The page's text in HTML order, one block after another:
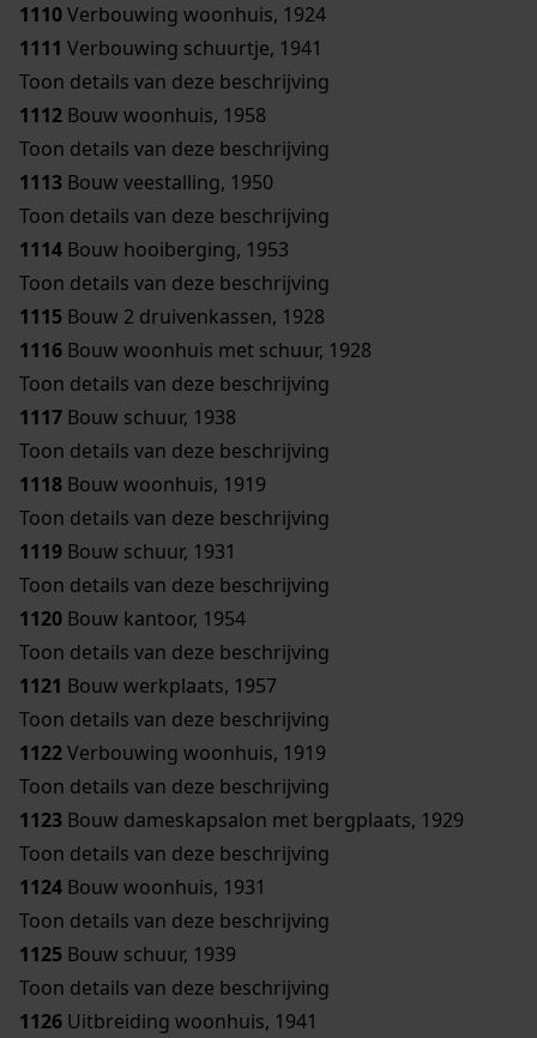
1110Verbouwing woonhuis, 1924
1111 Verbouwing schuurtje, 1941
Toon details van deze beschrijving
1112 Bouw woonhuis, 1958
Toon details van deze beschrijving
1113 Bouw veestalling, 1950
Toon details van deze beschrijving
1114 Bouw hooiberging, 1953
Toon details van deze beschrijving
1115 Bouw 2 druivenkassen, 1928
1116 Bouw woonhuis met schuur, 1928
Toon details van deze beschrijving
1117 Bouw schuur, 1938
Toon details van deze beschrijving
1118 Bouw woonhuis, 1919
Toon details van deze beschrijving
1119 Bouw schuur, 1931
Toon details van deze beschrijving
1120 Bouw kantoor, 1954
Toon details van deze beschrijving
1121 Bouw werkplaats, 1957
Toon details van deze beschrijving
1122Verbouwing woonhuis, 1919
Toon details van deze beschrijving
1123 Bouw dameskapsalon met bergplaats, 1929
Toon details van deze beschrijving
1124 Bouw woonhuis, 1931
Toon details van deze beschrijving
1125 Bouw schuur, 1939
Toon details van deze beschrijving
1126 Uitbreiding woonhuis, 1941